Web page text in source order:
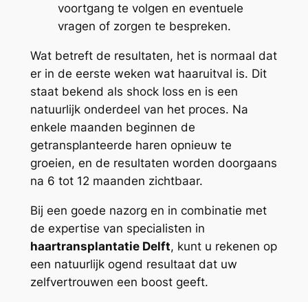
voortgang te volgen en eventuele
vragen of zorgen te bespreken.
Wat betreft de resultaten, het is normaal dat
er in de eerste weken wat haaruitval is. Dit
staat bekend als shock loss en is een
natuurlijk onderdeel van het proces. Na
enkele maanden beginnen de
getransplanteerde haren opnieuw te
groeien, en de resultaten worden doorgaans
na 6 tot 12 maanden zichtbaar.
Bij een goede nazorg en in combinatie met
de expertise van specialisten in
haartransplantatie Delft, kunt u rekenen op
een natuurlijk ogend resultaat dat uw
zelfvertrouwen een boost geeft.